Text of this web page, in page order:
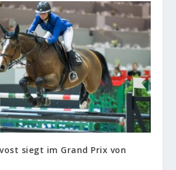
siegt im Grand Prix von